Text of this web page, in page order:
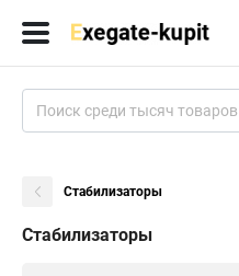
Стабилизаторы
Стабилизаторы